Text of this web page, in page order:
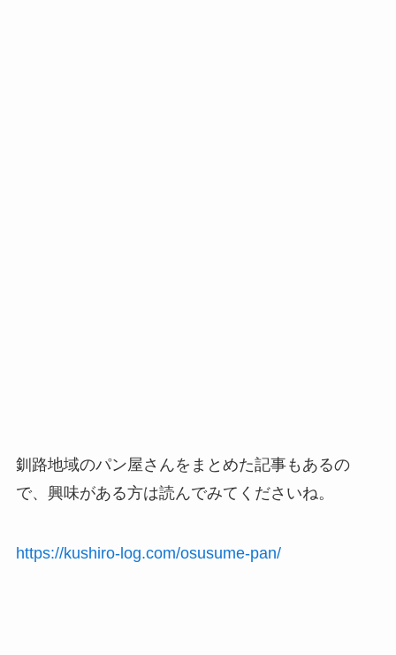
釧路地域のパン屋さんをまとめた記事もあるの
で、興味がある方は読んでみてくださいね。
https://kushiro-log.com/osusume-pan/